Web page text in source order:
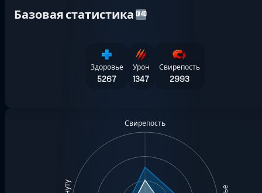
Базовая статистика LV40
Здоровье
5267
Урон
1347
Свирепость
2993
Свирепость